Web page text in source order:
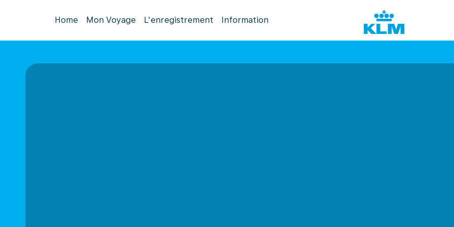
Home Mon Voyage L'enregistrement Information